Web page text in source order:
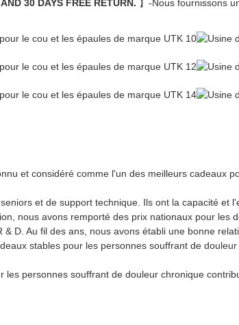
30 DAYS FREE RETURN. 】-Nous fournissons
et considéré comme l'un des meilleurs cadeaux
et de support technique. Ils ont la capacité
nous avons remporté des prix nationaux pour
D. Au fil des ans, nous avons établi une bonne
stables pour les personnes souffrant de
les personnes souffrant de douleur chronique